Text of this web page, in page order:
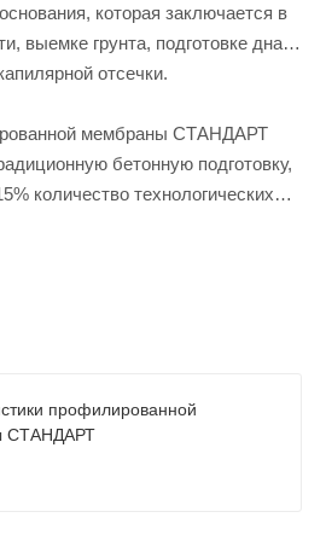
которая заключается в
выемке грунта, подготовке дна
отсечки.
мембраны СТАНДАРТ
бетонную подготовку,
количество технологических
профилированной
СТАНДАРТ